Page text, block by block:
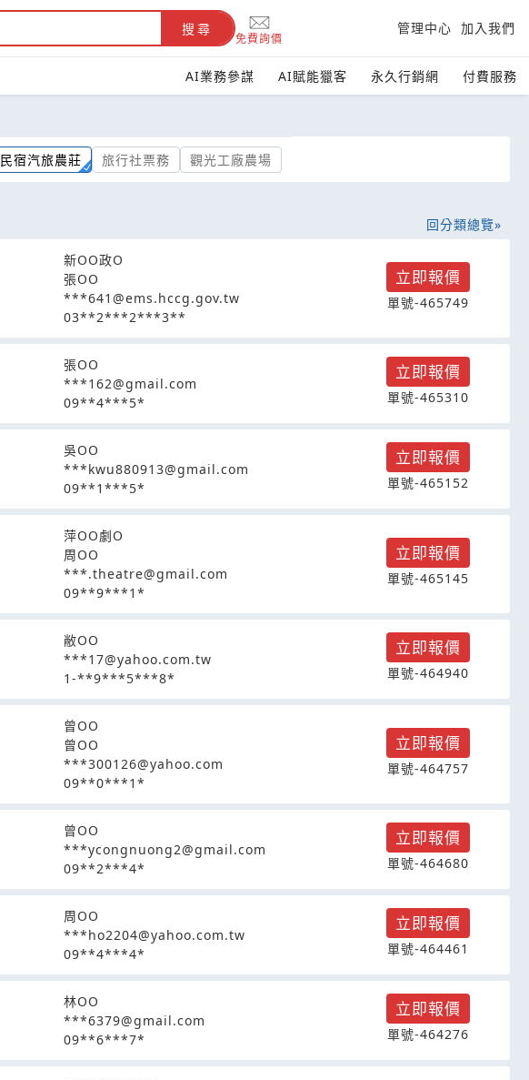
搜尋
免費詢價
管理中心 加入我們
AI業務參謀 AI賦能獵客 永久行銷網 付費服務
民宿汽旅農莊 旅行社票務 觀光工廠農場
回分類總覽
新OO政O
張OO
***641@ems.hccg.gov.tw
03**2***2***3**
立即報價
單號-465749
張OO
***162@gmail.com
09**4***5*
立即報價
單號-465310
吳OO
***kwu880913@gmail.com
09**1***5*
立即報價
單號-465152
萍OO劇O
周OO
***.theatre@gmail.com
09**9***1*
立即報價
單號-465145
敝OO
***17@yahoo.com.tw
1-**9***5***8*
立即報價
單號-464940
曾OO
曾OO
***300126@yahoo.com
09**0***1*
立即報價
單號-464757
曾OO
***ycongnuong2@gmail.com
09**2***4*
立即報價
單號-464680
周OO
***ho2204@yahoo.com.tw
09**4***4*
立即報價
單號-464461
林OO
***6379@gmail.com
09**6***7*
立即報價
單號-464276